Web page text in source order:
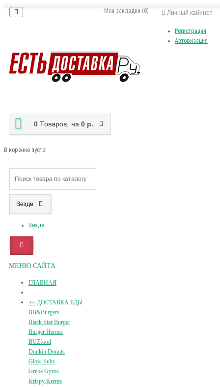
Личный кабинет
Регистрация
Авторизация
Мои закладки (0)
0 Tоваров, на 0 р.
В корзине пусто!
Везде
Везде
МЕНЮ САЙТА
ГЛАВНАЯ
+- ДОСТАВКА ЕДЫ
BB&Burgers
Black Star Burger
Burger Heroes
BUZfood
Dunkin Donuts
Glow Subs
Greka Gyros
Krispy Kreme